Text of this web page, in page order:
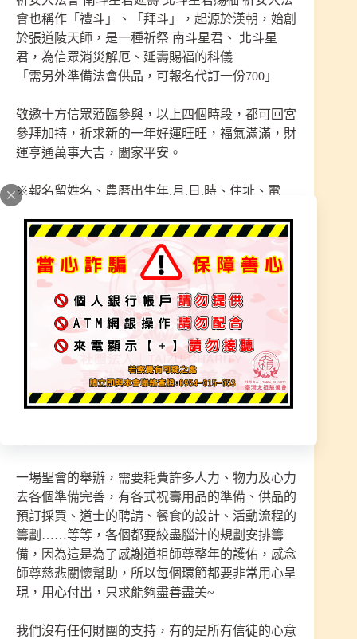
會也稱作「禮斗」、「拜斗」，起源於漢朝，始創
於張道陵天師，是一種祈祭 南斗星君、 北斗星
君，為信眾消災解厄、延壽賜福的科儀
「需另外準備法會供品，可報名代訂一份700」
敬邀十方信眾蒞臨參與，以上四個時段，都可回宮
參拜加持，祈求新的一年好運旺旺，福氣滿滿，財
運亨通萬事大吉，闔家平安。
※報名留姓名、農曆出生年.月.日.時、住址、電
話！
※如在時段內無法至宮參與，我們也開放網路報
名，務必將師尊的加持護佑郵寄到您的手中（需另
付運費50元），意者歡迎私訊報名。
【祝壽贊助募款】
宮裡的神明眾多，師尊指示每年只有舉辦【玉清元
始大天尊】及【玉皇上帝大天尊】的祝壽聖會，所
以這一年一度的祝壽大典有多重要，應該就不用我
多說了！真的真的非常重要！曾看過有人說神明的
一場聖會的舉辦，需要耗費許多人力、物力及心力
去各個準備完善，有各式祝壽用品的準備、供品的
預訂採買、道士的聘請、餐食的設計、活動流程的
籌劃……等等，各個都要絞盡腦汁的規劃安排籌
備，因為這是為了感謝道祖師尊整年的護佑，感念
師尊慈悲關懷幫助，所以每個環節都要非常用心呈
現，用心付出，只求能夠盡善盡美~
我們沒有任何財團的支持，有的是所有信徒的心意